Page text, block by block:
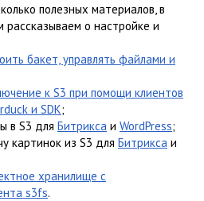
полезных материалов, в
о настройке и
бакет, управлять файлами и
к S3 при помощи клиентов
и SDK;
в S3 для Битрикса и WordPress;
картинок из S3 для Битрикса и
хранилище с
s3fs.